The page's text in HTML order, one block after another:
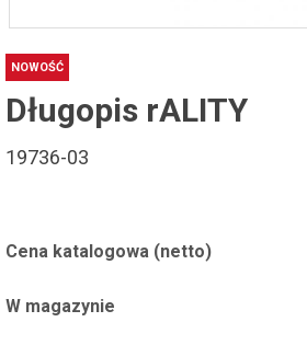
NOWOŚĆ
Długopis rALITY
19736-03
Cena katalogowa (netto)
W magazynie